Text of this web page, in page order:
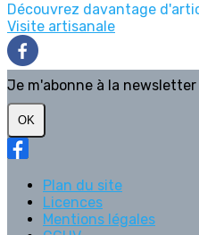
Découvrez davantage
Visite artisanale
Je m'abonne à la newsletter
OK
Plan du site
Licences
Mentions légales